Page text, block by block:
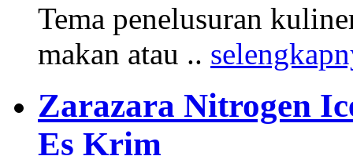
Tema penelusuran
makan atau ..
Zarazara Nitrogen
Es Krim